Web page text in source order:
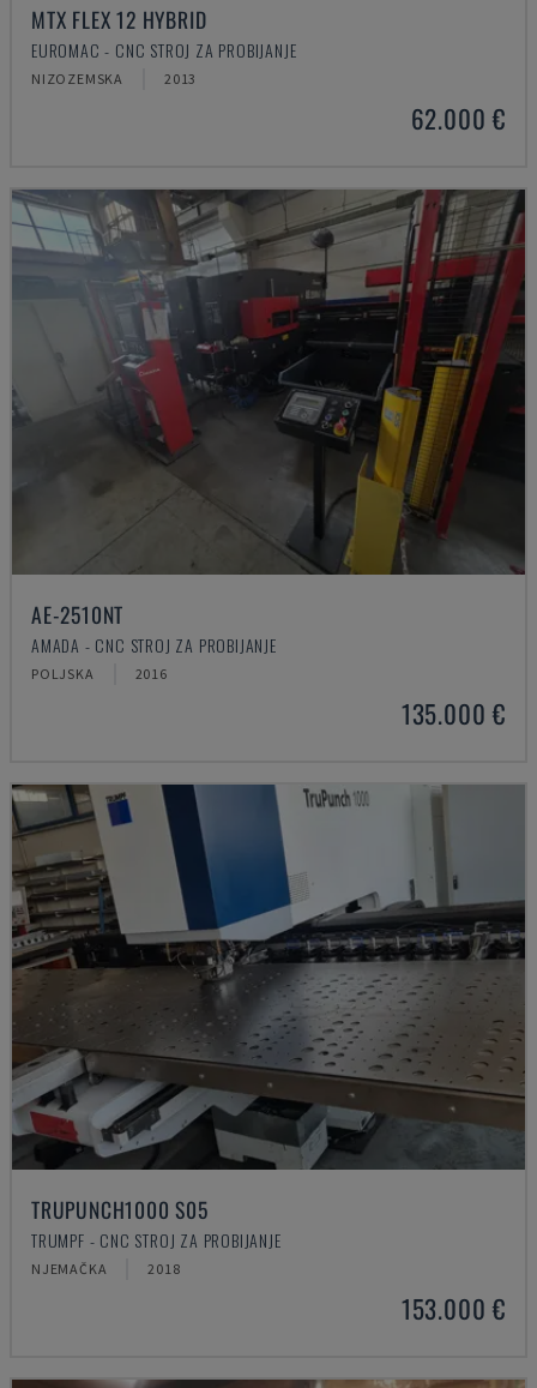
MTX FLEX 12 HYBRID
EUROMAC - CNC STROJ ZA PROBIJANJE
NIZOZEMSKA 2013
62.000 €
AE-2510NT
AMADA - CNC STROJ ZA PROBIJANJE
POLJSKA 2016
135.000 €
TRUPUNCH1000 S05
TRUMPF - CNC STROJ ZA PROBIJANJE
NJEMAČKA 2018
153.000 €